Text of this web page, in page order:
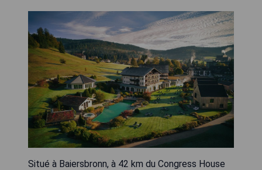
Situé à Baiersbronn, à 42 km du Congress House